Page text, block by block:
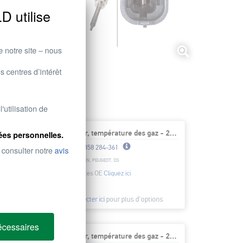
Capteur, température des gaz - 2pôle - vissé - Câble: 295mm
6PT 358 284-361
CITROËN, PEUGEOT, DS
Références OE Cliquez ici
connecter ici pour plus d'options
Capteur, température des gaz - 2pôle - vissé - Câble: 335mm
utilise
notre site ‒ nous
centres d’intérêt
de
personnelles.
notreavis